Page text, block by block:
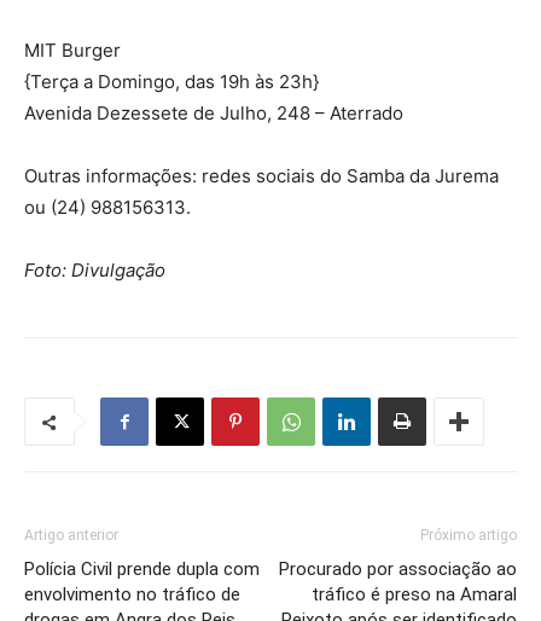
MIT Burger
{Terça a Domingo, das 19h às 23h}
Avenida Dezessete de Julho, 248 – Aterrado
Outras informações: redes sociais do Samba da Jurema
ou (24) 988156313.
Foto: Divulgação
Artigo anterior
Polícia Civil prende dupla com
envolvimento no tráfico de
Próximo artigo
Procurado por associação ao
tráfico é preso na Amaral